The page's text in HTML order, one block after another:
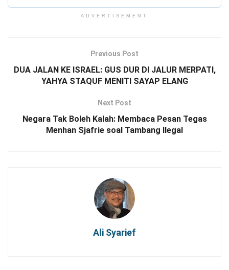
ADVERTISEMENT
Previous Post
DUA JALAN KE ISRAEL: GUS DUR DI JALUR MERPATI,
YAHYA STAQUF MENITI SAYAP ELANG
Next Post
Negara Tak Boleh Kalah: Membaca Pesan Tegas
Menhan Sjafrie soal Tambang Ilegal
Ali Syarief